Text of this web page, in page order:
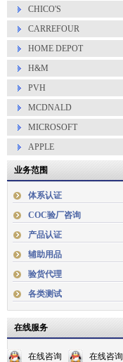
CHICO'S
CARREFOUR
HOME DEPOT
H&M
PVH
MCDNALD
MICROSOFT
APPLE
业务范围
体系认证
COC验厂咨询
产品认证
辅助用品
验货代理
各类测试
在线服务
在线咨询 在线咨询